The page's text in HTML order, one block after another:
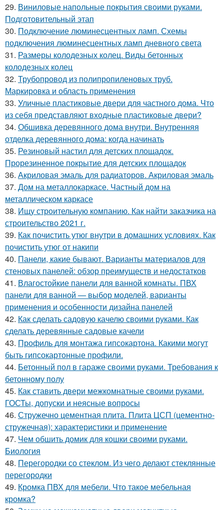
29. Виниловые напольные покрытия своими руками.
Подготовительный этап
30. Подключение люминесцентных ламп. Схемы
подключения люминесцентных ламп дневного света
31. Размеры колодезных колец. Виды бетонных
колодезных колец
32. Трубопровод из полипропиленовых труб.
Маркировка и область применения
33. Уличные пластиковые двери для частного дома. Что
из себя представляют входные пластиковые двери?
34. Обшивка деревянного дома внутри. Внутренняя
отделка деревянного дома: когда начинать
35. Резиновый настил для детских площадок.
Прорезиненное покрытие для детских площадок
36. Акриловая эмаль для радиаторов. Акриловая эмаль
37. Дом на металлокаркасе. Частный дом на
металлическом каркасе
38. Ищу строительную компанию. Как найти заказчика на
строительство 2021 г.
39. Как почистить утюг внутри в домашних условиях. Как
почистить утюг от накипи
40. Панели, какие бывают. Варианты материалов для
стеновых панелей: обзор преимуществ и недостатков
41. Влагостойкие панели для ванной комнаты. ПВХ
панели для ванной — выбор моделей, варианты
применения и особенности дизайна панелей
42. Как сделать садовую качелю своими руками. Как
сделать деревянные садовые качели
43. Профиль для монтажа гипсокартона. Какими могут
быть гипсокартонные профили.
44. Бетонный пол в гараже своими руками. Требования к
бетонному полу
45. Как ставить двери межкомнатные своими руками.
ГОСТы, допуски и неясные вопросы
46. Стружечно цементная плита. Плита ЦСП (цементно-
стружечная): характеристики и применение
47. Чем обшить домик для кошки своими руками.
Биология
48. Перегородки со стеклом. Из чего делают стеклянные
перегородки
49. Кромка ПВХ для мебели. Что такое мебельная
кромка?